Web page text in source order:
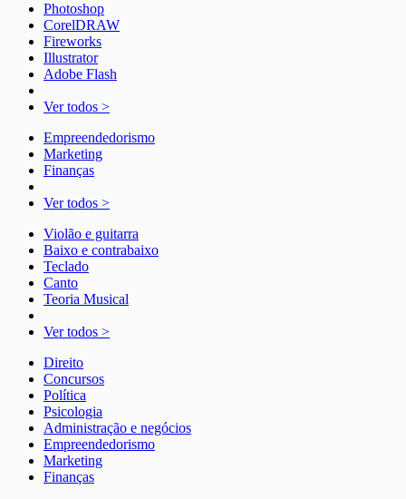
Photoshop
CorelDRAW
Fireworks
Illustrator
Adobe Flash
Ver todos >
Empreendedorismo
Marketing
Finanças
Ver todos >
Violão e guitarra
Baixo e contrabaixo
Teclado
Canto
Teoria Musical
Ver todos >
Direito
Concursos
Política
Psicologia
Administração e negócios
Empreendedorismo
Marketing
Finanças